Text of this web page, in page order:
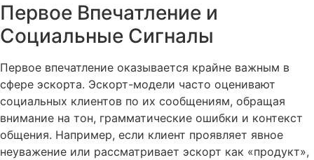
Первое Впечатление и
Социальные Сигналы
Первое впечатление оказывается крайне важным в
сфере эскорта. Эскорт-модели часто оценивают
социальных клиентов по их сообщениям, обращая
внимание на тон, грамматические ошибки и контекст
общения. Например, если клиент проявляет явное
неуважение или рассматривает эскорт как «продукт»,